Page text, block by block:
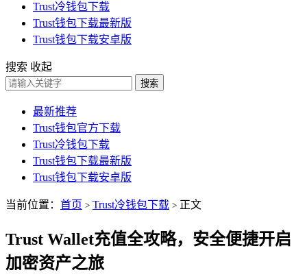
Trust冷钱包下载
Trust钱包下载最新版
Trust钱包下载安卓版
搜索 收起
搜索
最新推荐
Trust钱包官方下载
Trust冷钱包下载
Trust钱包下载最新版
Trust钱包下载安卓版
当前位置： 首页 > Trust冷钱包下载 > 正文
Trust Wallet充值全攻略，安全便捷开启
加密资产之旅